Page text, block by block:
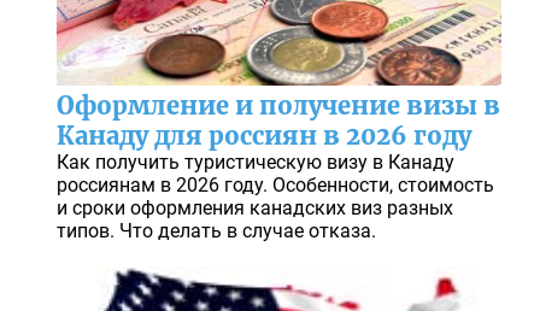
Оформление и получение визы в
Канаду для россиян в 2026 году
Как получить туристическую визу в Канаду
россиянам в 2026 году. Особенности, стоимость
и сроки оформления канадских виз разных
типов. Что делать в случае отказа.